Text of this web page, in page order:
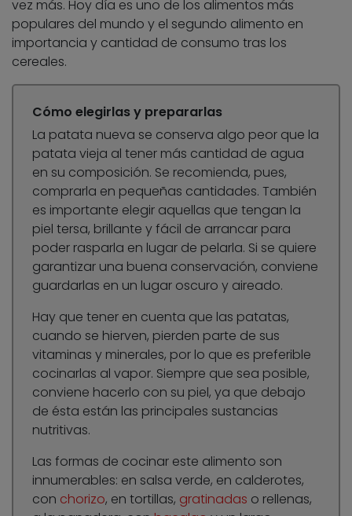
vez más. Hoy día es uno de los alimentos más
populares del mundo y el segundo alimento en
importancia y cantidad de consumo tras los
cereales.
Cómo elegirlas y prepararlas
La patata nueva se conserva algo peor que la
patata vieja al tener más cantidad de agua
en su composición. Se recomienda, pues,
comprarla en pequeñas cantidades. También
es importante elegir aquellas que tengan la
piel tersa, brillante y fácil de arrancar para
poder rasparla en lugar de pelarla. Si se quiere
garantizar una buena conservación, conviene
guardarlas en un lugar oscuro y aireado.
Hay que tener en cuenta que las patatas,
cuando se hierven, pierden parte de sus
vitaminas y minerales, por lo que es preferible
cocinarlas al vapor. Siempre que sea posible,
conviene hacerlo con su piel, ya que debajo
de ésta están las principales sustancias
nutritivas.
Las formas de cocinar este alimento son
innumerables: en salsa verde, en calderotes,
con chorizo, en tortillas, gratinadas o rellenas,